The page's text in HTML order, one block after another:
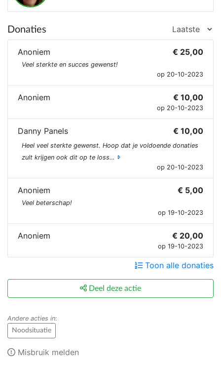
Donaties
Anoniem € 25,00
Veel sterkte en succes gewenst!
op 20-10-2023
Anoniem € 10,00
op 20-10-2023
Danny Panels € 10,00
Heel veel sterkte gewenst. Hoop dat je voldoende donaties
zult krijgen ook dit op te loss…
op 20-10-2023
Anoniem € 5,00
Veel beterschap!
op 19-10-2023
Anoniem € 20,00
op 19-10-2023
Toon alle donaties
Deel deze actie
Andere acties in:
Noodsituatie
Misbruik melden